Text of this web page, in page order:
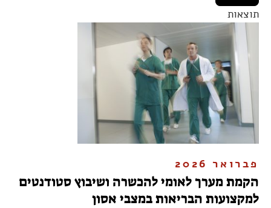
תוצאות
פברואר 2026
הקמת מערך לאומי להכשרה ושיבוץ סטודנטים
למקצועות הבריאות במצבי אסון